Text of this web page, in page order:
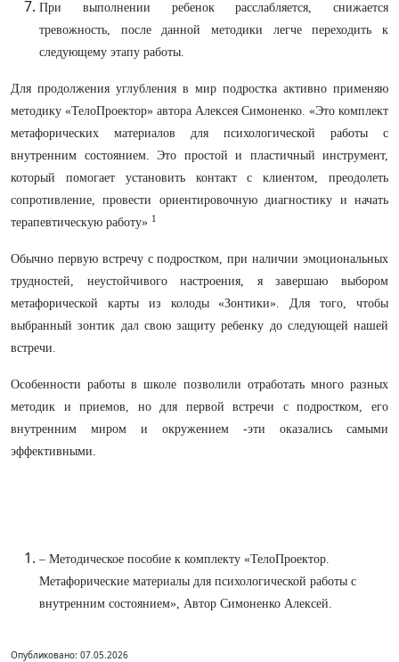
При выполнении ребенок расслабляется, снижается
тревожность, после данной методики легче переходить к
следующему этапу работы.
Для продолжения углубления в мир подростка активно применяю
методику «ТелоПроектор» автора Алексея Симоненко. «Это комплект
метафорических материалов для психологической работы с
внутренним состоянием. Это простой и пластичный инструмент,
который помогает установить контакт с клиентом, преодолеть
сопротивление, провести ориентировочную диагностику и начать
терапевтическую работу» 1
Обычно первую встречу с подростком, при наличии эмоциональных
трудностей, неустойчивого настроения, я завершаю выбором
метафорической карты из колоды «Зонтики». Для того, чтобы
выбранный зонтик дал свою защиту ребенку до следующей нашей
встречи.
Особенности работы в школе позволили отработать много разных
методик и приемов, но для первой встречи с подростком, его
внутренним миром и окружением -эти оказались самыми
эффективными.
– Методическое пособие к комплекту «ТелоПроектор.
Метафорические материалы для психологической работы с
внутренним состоянием», Автор Симоненко Алексей.
Опубликовано: 07.05.2026